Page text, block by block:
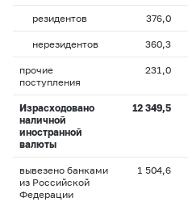
резидентов 376,0
нерезидентов 360,3
прочие
поступления
231,0
Израсходовано
наличной
иностранной
валюты
12 349,5
вывезено банками
из Российской
Федерации
1 504,6